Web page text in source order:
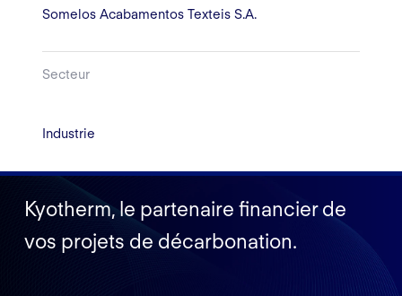
Somelos Acabamentos Texteis S.A.
Secteur
Industrie
Kyotherm, le partenaire financier de
vos projets de décarbonation.